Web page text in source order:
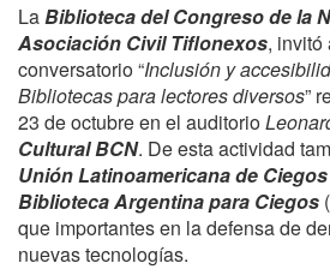
LaBiblioteca del Congreso de la
Asociación Civil Tiflonexos, invitó
conversatorio “Inclusión y
Bibliotecas para lectores diversos”
23 de octubre en el auditorio
Cultural BCN. De esta actividad
Unión Latinoamericana de Ciegos
Biblioteca Argentina para Ciegos
que importantes en la defensa de
nuevas tecnologías.